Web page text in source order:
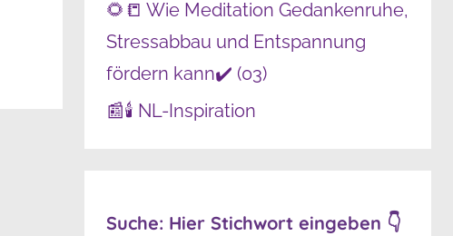
🌻📒 Wie Meditation Gedankenruhe,
Stressabbau und Entspannung
fördern kann✔️ (03)
📰🕯️ NL-Inspiration
Suche: Hier Stichwort eingeben 👇